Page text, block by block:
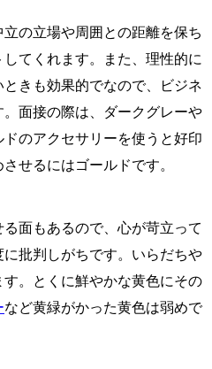
の立場や周囲との距離を保ち
てくれます。また、理性的に
きも効果的でなので、ビジネ
面接の際は、ダークグレーや
のアクセサリーを使うと好印
せるにはゴールドです。
面もあるので、心が苛立って
批判しがちです。いらだちや
。とくに鮮やかな黄色にその
など黄緑がかった黄色は弱めで